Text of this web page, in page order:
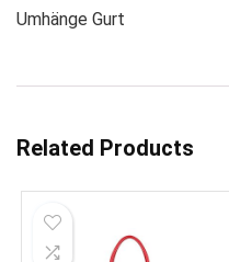
Umhänge Gurt
Related Products